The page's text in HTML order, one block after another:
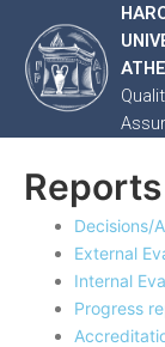
Reports
Decisions/
External
Internal
Progress